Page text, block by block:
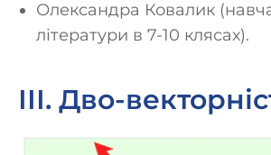
Олександра Ковалик
літератури в 7-10 клясах).
ІІІ. Дво-